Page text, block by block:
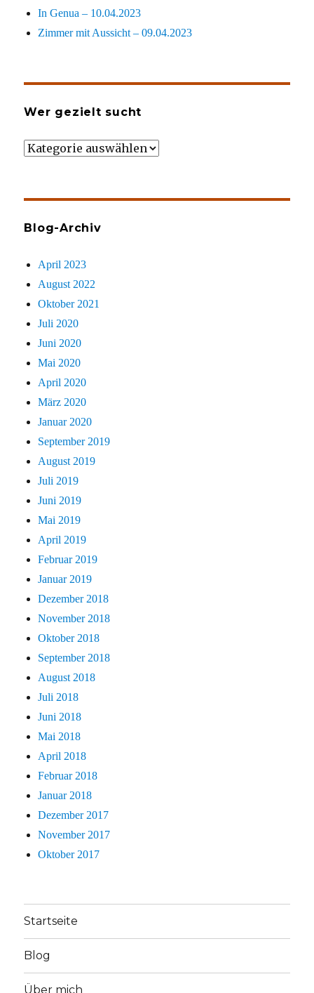
In Genua – 10.04.2023
Zimmer mit Aussicht – 09.04.2023
Wer gezielt sucht
Wer
Blog-Archiv
April 2023
August 2022
Oktober 2021
Juli 2020
Juni 2020
Mai 2020
April 2020
März 2020
Januar 2020
September 2019
August 2019
Juli 2019
Juni 2019
Mai 2019
April 2019
Februar 2019
Januar 2019
Dezember 2018
November 2018
Oktober 2018
September 2018
August 2018
Juli 2018
Juni 2018
Mai 2018
April 2018
Februar 2018
Januar 2018
Dezember 2017
November 2017
Oktober 2017
Startseite
Blog
Über mich